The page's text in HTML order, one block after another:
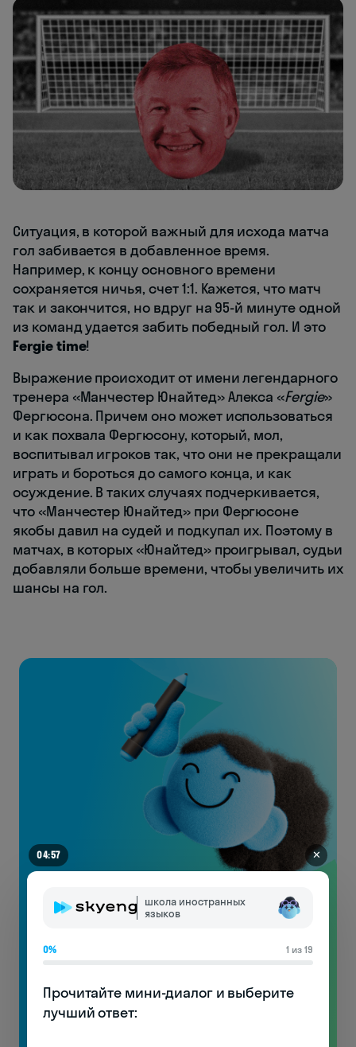
Ситуация, в которой важный для исхода матча
гол забивается в добавленное время.
Например, к концу основного времени
сохраняется ничья, счет 1:1. Кажется, что матч
так и закончится, но вдруг на 95-й минуте одной
из команд удается забить победный гол. И это
Fergie time!
Выражение происходит от имени легендарного
тренера «Манчестер Юнайтед» Алекса «Fergie»
Фергюсона. Причем оно может использоваться
и как похвала Фергюсону, который, мол,
воспитывал игроков так, что они не прекращали
играть и бороться до самого конца, и как
осуждение. В таких случаях подчеркивается,
что «Манчестер Юнайтед» при Фергюсоне
якобы давил на судей и подкупал их. Поэтому в
матчах, в которых «Юнайтед» проигрывал, судьи
добавляли больше времени, чтобы увеличить их
шансы на гол.
Видеоуроки
с носителями!
и начнёте понимать носителей!
04:54 ✕
школа иностранных
языков
0% 1 из 19
Прочитайте мини-диалог и выберите
лучший ответ: